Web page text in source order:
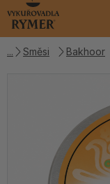
Směsi Bakhoor